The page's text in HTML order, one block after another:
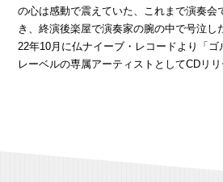
の心は感動で震えていた、これまで演奏
き、終演後楽屋で演奏家の腕の中で号泣
22年10月に仏ナイーブ・レコードより「
レーベルの専属アーティストとしてCDリリ